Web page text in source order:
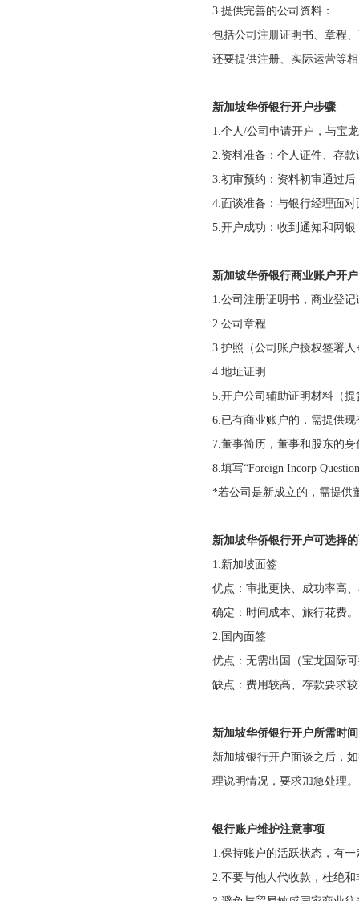
3.提供完善的公司资料：
包括公司注册证明书、章程
还要提供注册、实际运营等
新加坡华侨银行开户步骤
1.个人/公司申请开户，与宝
2.资料准备：个人证件、存
3.初审预约：资料初审通过
4.面谈准备：与银行经理面对
5.开户成功：收到通知和网
新加坡华侨银行商业账户开
1.公司注册证明书，商业登
2.公司章程
3.护照（公司账户授权签署人
4.地址证明
5.开户公司辅助证明材料（
6.已有商业账户的，需提供
7.董事简历，董事和股东的身
8.填写“Foreign Incorp
*若公司是新成立的，需提供
新加坡华侨银行开户可选择
1.新加坡面签
优点：审批更快、成功率高
确定：时间成本、旅行花费。
2. 国内面签
优点：无需出国（宝龙国际
缺点：费用较高、存款要求
新加坡华侨银行开户所需时间
新加坡银行开户面谈之后，
理说明情况，要求加急处理。
银行账户维护注意事项
1.保持账户的活跃状态，有一
2.不要与他人代收款，杜绝